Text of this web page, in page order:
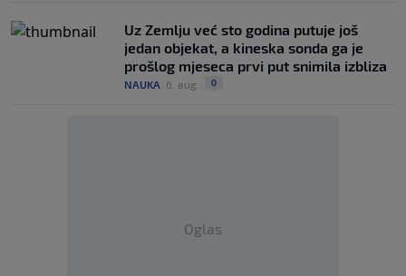
Uz Zemlju već sto godina putuje još
jedan objekat, a kineska sonda ga je
prošlog mjeseca prvi put snimila izbliza
NAUKA 6. aug. 0
Oglas